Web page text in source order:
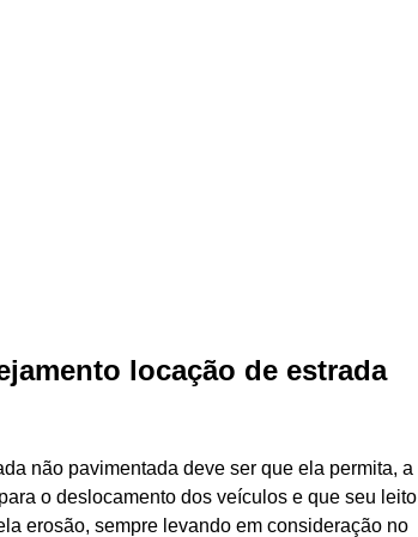
locação de estrada
não pavimentada deve ser que ela permita, a
o deslocamento dos veículos e que seu leito
erosão, sempre levando em consideração no